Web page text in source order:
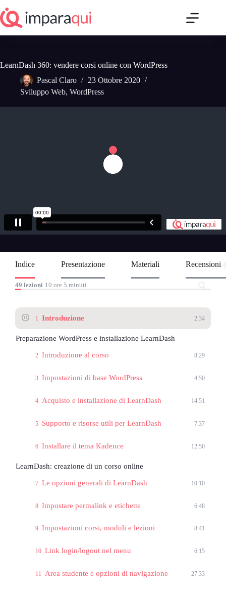
e
vai
LearnDash 360: vendere corsi online con WordPress
Pascal Claro
23 Ottobre 2020
Sviluppo Web, WordPress
Indice Presentazione Materiali Recensioni
49 lezioni 10 ore 5 minuti
1 Introduzione 2:34
Preparazione WordPress e installazione LearnDash
2 Introduzione al corso 8:29
3 Impostazioni di base WordPress 4:50
4 Acquisto e installazione di LearnDash 14:51
5 Supporto e risorse utili per LearnDash 7:37
6 Installare il tema Kadence 12:50
LearnDash: creazione di un corso online
7 Le opzioni generali di LearnDash 10:10
8 Impostare permalink e etichette 6:48
9 Impostazioni corsi, moduli e lezioni 8:41
10 Link login/logout nel menu 6:15
11 Area studente e opzioni di navigazione 27:33